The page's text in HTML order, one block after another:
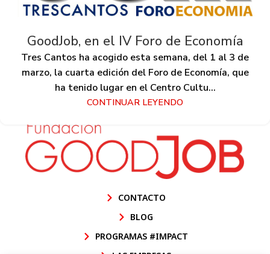
GoodJob, en el IV Foro de Economía
Tres Cantos ha acogido esta semana, del 1 al 3 de
marzo, la cuarta edición del Foro de Economía, que
ha tenido lugar en el Centro Cultu...
CONTINUAR LEYENDO
CONTACTO
BLOG
PROGRAMAS #IMPACT